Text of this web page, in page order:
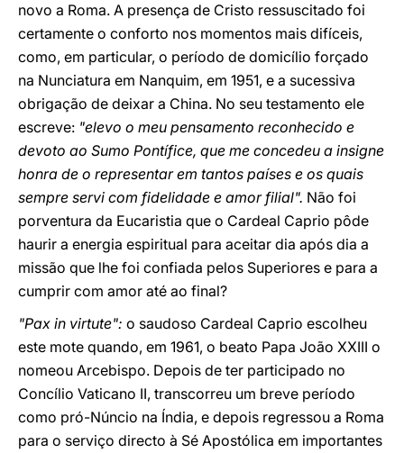
novo a Roma. A presença de Cristo ressuscitado foi
certamente o conforto nos momentos mais difíceis,
como, em particular, o período de domicílio forçado
na Nunciatura em Nanquim, em 1951, e a sucessiva
obrigação de deixar a China. No seu testamento ele
escreve: "elevo o meu pensamento reconhecido e
devoto ao Sumo Pontífice, que me concedeu a insigne
honra de o representar em tantos países e os quais
sempre servi com fidelidade e amor filial". Não foi
porventura da Eucaristia que o Cardeal Caprio pôde
haurir a energia espiritual para aceitar dia após dia a
missão que lhe foi confiada pelos Superiores e para a
cumprir com amor até ao final?
"Pax in virtute": o saudoso Cardeal Caprio escolheu
este mote quando, em 1961, o beato Papa João XXIII o
nomeou Arcebispo. Depois de ter participado no
Concílio Vaticano II, transcorreu um breve período
como pró-Núncio na Índia, e depois regressou a Roma
para o serviço directo à Sé Apostólica em importantes